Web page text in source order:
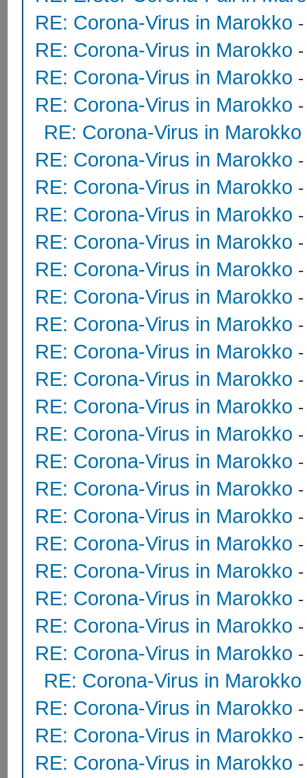
RE: Corona-Virus in Marokko
RE: Corona-Virus in Marokko
RE: Corona-Virus in Marokko
RE: Corona-Virus in Marokko
RE: Corona-Virus in Marokko
RE: Corona-Virus in Marokko
RE: Corona-Virus in Marokko
RE: Corona-Virus in Marokko
RE: Corona-Virus in Marokko
RE: Corona-Virus in Marokko
RE: Corona-Virus in Marokko
RE: Corona-Virus in Marokko
RE: Corona-Virus in Marokko
RE: Corona-Virus in Marokko
RE: Corona-Virus in Marokko
RE: Corona-Virus in Marokko
RE: Corona-Virus in Marokko
RE: Corona-Virus in Marokko
RE: Corona-Virus in Marokko
RE: Corona-Virus in Marokko
RE: Corona-Virus in Marokko
RE: Corona-Virus in Marokko
RE: Corona-Virus in Marokko
RE: Corona-Virus in Marokko
RE: Corona-Virus in Marokko
RE: Corona-Virus in Marokko
RE: Corona-Virus in Marokko
RE: Corona-Virus in Marokko